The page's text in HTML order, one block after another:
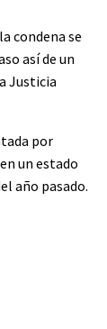
condena se
así de un
Justicia
por
un estado
año pasado.